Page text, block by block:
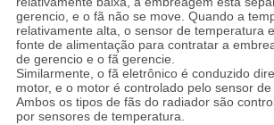
gerencio, e o fã não se move. Quando a
relativamente alta, o sensor de temperatura
fonte de alimentação para contratar a
de gerencio e o fã gerencie.
Similarmente, o fã eletrônico é conduzido
motor, e o motor é controlado pelo sensor
Ambos os tipos de fãs do radiador são
por sensores de temperatura.